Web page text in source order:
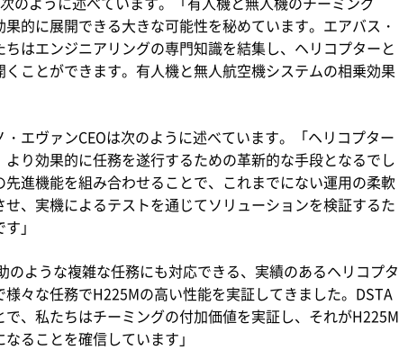
的に展開できる大きな可能性を秘めています。エアバス・
はエンジニアリングの専門知識を結集し、ヘリコプターと
ことができます。有人機と無人航空機システムの相乗効果
エヴァンCEOは次のように述べています。「ヘリコプター
り効果的に任務を遂行するための革新的な手段となるでし
進機能を組み合わせることで、これまでにない運用の柔軟
、実機によるテストを通じてソリューションを検証するた
」
のような複雑な任務にも対応できる、実績のあるヘリコプタ
々な任務でH225Mの高い性能を実証してきました。DSTA
、私たちはチーミングの付加価値を実証し、それがH225M
ることを確信しています」